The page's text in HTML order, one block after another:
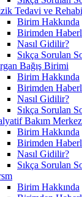
Tedavi ve
Birim Hakkında
Birimden
Nasıl Gidilir?
Sıkça Sorulan
Bağış Birimi
Birim Hakkında
Birimden
Nasıl Gidilir?
Sıkça Sorulan
Bakım
Birim Hakkında
Birimden
Nasıl Gidilir?
Sıkça Sorulan
Birim Hakkında